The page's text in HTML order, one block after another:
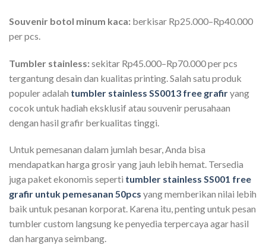
Souvenir botol minum kaca: berkisar Rp25.000–Rp40.000
per pcs.
Tumbler stainless:sekitar Rp45.000–Rp70.000 per pcs
tergantung desain dan kualitas printing. Salah satu produk
populer adalah tumbler stainless SS0013 free grafiryang
cocok untuk hadiah eksklusif atau souvenir perusahaan
dengan hasil grafir berkualitas tinggi.
Untuk pemesanan dalam jumlah besar, Anda bisa
mendapatkan harga grosir yang jauh lebih hemat. Tersedia
juga paket ekonomis seperti tumbler stainless SS001 free
grafir untuk pemesanan 50pcs yang memberikan nilai lebih
baik untuk pesanan korporat. Karena itu, penting untuk pesan
tumbler custom langsung ke penyedia terpercaya agar hasil
dan harganya seimbang.